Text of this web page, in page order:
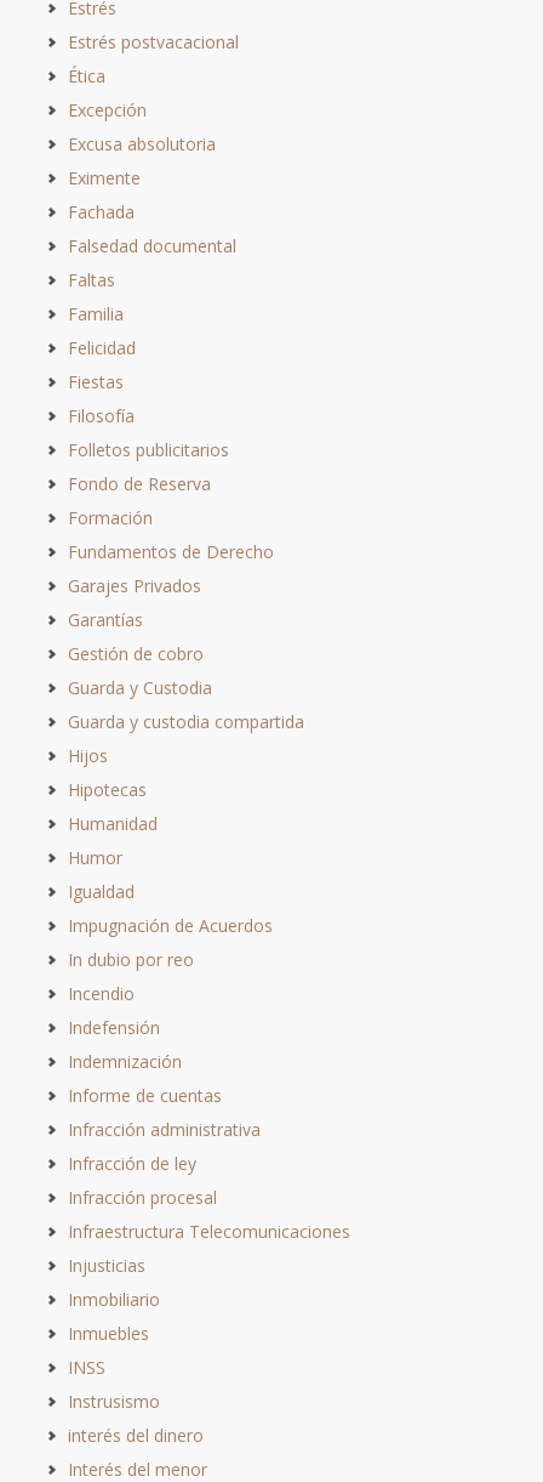
Estrés
Estrés postvacacional
Ética
Excepción
Excusa absolutoria
Eximente
Fachada
Falsedad documental
Faltas
Familia
Felicidad
Fiestas
Filosofía
Folletos publicitarios
Fondo de Reserva
Formación
Fundamentos de Derecho
Garajes Privados
Garantías
Gestión de cobro
Guarda y Custodia
Guarda y custodia compartida
Hijos
Hipotecas
Humanidad
Humor
Igualdad
Impugnación de Acuerdos
In dubio por reo
Incendio
Indefensión
Indemnización
Informe de cuentas
Infracción administrativa
Infracción de ley
Infracción procesal
Infraestructura Telecomunicaciones
Injusticias
Inmobiliario
Inmuebles
INSS
Instrusismo
interés del dinero
Interés del menor